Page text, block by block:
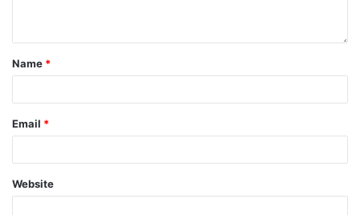
Name *
Email *
Website